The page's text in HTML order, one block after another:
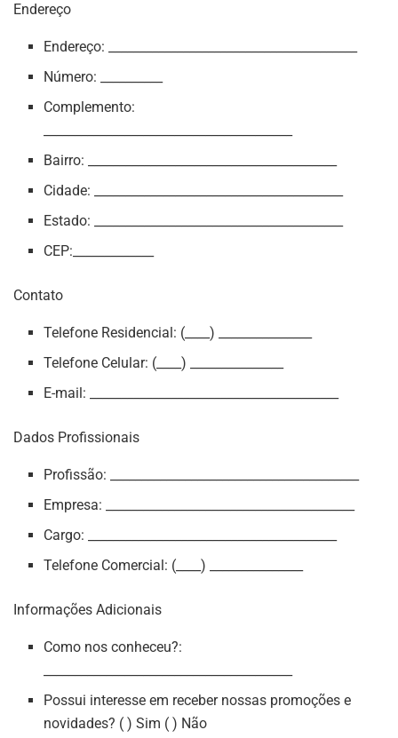
Endereço
Endereço: ________________________________________
Número: __________
Complemento:
Bairro: ________________________________________
Cidade: ________________________________________
Estado: ________________________________________
CEP:_____________
Contato
Telefone Residencial: (____) _______________
Telefone Celular: (____) _______________
E-mail: ________________________________________
Dados Profissionais
Profissão: ________________________________________
Empresa: ________________________________________
Cargo: ________________________________________
Telefone Comercial: (____) _______________
Informações Adicionais
Como nos conheceu?:
Possui interesse em receber nossas promoções e
novidades? ( ) Sim ( ) Não